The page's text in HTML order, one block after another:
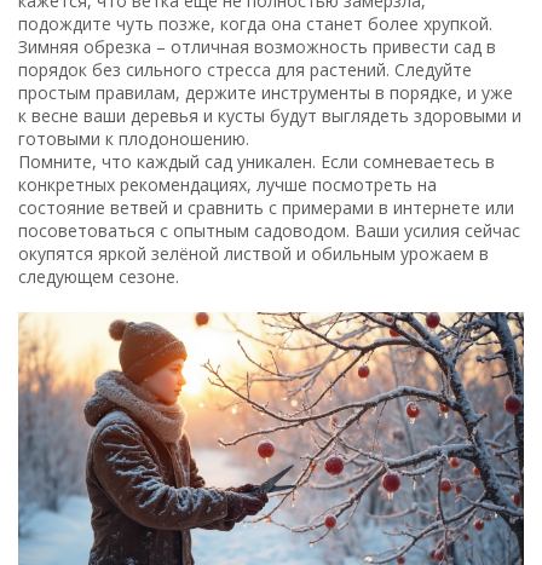
подождите чуть позже, когда она станет более хрупкой.
Зимняя обрезка – отличная возможность привести сад в
порядок без сильного стресса для растений. Следуйте
простым правилам, держите инструменты в порядке, и уже
к весне ваши деревья и кусты будут выглядеть здоровыми и
готовыми к плодоношению.
Помните, что каждый сад уникален. Если сомневаетесь в
конкретных рекомендациях, лучше посмотреть на
состояние ветвей и сравнить с примерами в интернете или
посоветоваться с опытным садоводом. Ваши усилия сейчас
окупятся яркой зелёной листвой и обильным урожаем в
следующем сезоне.